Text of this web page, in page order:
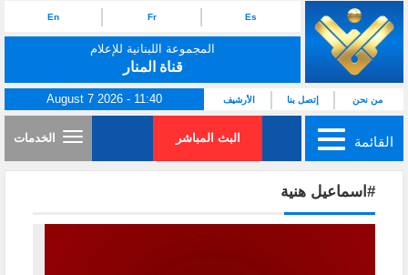
Es
Fr
En
المجموعة اللبنانية للإعلام
قناة المنار
من نحن إتصل بنا الأرشيف August 7 2026 - 11:40
القائمة البث المباشر الخدمات
#اسماعيل هنية